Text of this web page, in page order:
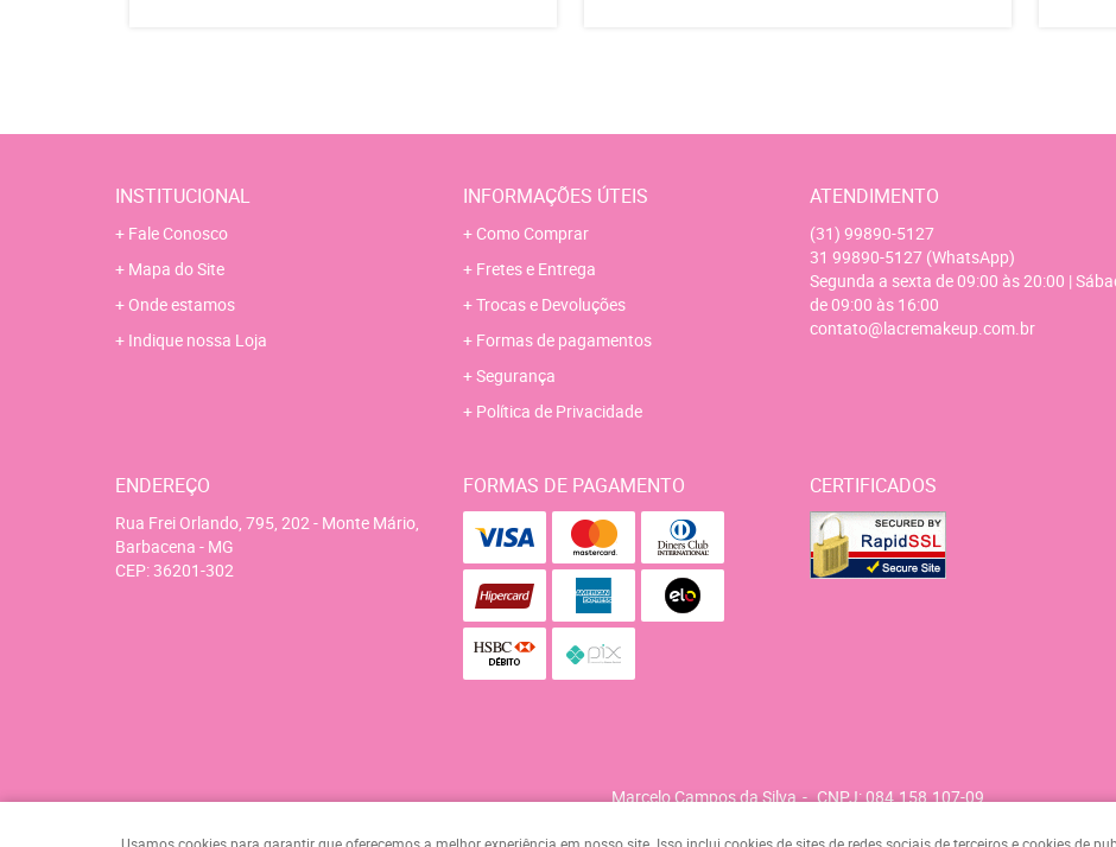
INSTITUCIONAL
Fale Conosco
Mapa do Site
Onde estamos
Indique nossa Loja
INFORMAÇÕES ÚTEIS
Como Comprar
Fretes e Entrega
Trocas e Devoluções
Formas de pagamentos
Segurança
Política de Privacidade
ATENDIMENTO
(31) 99890-5127
31 99890-5127 (WhatsApp)
Segunda a sexta de 09:00 às 20:00 |
de 09:00 às 16:00
contato@lacremakeup.com.br
ENDEREÇO
Rua Frei Orlando, 795, 202- Monte Mário,
Barbacena - MG
CEP: 36201-302
FORMAS DE PAGAMENTO CERTIFICADOS
Marcelo Campos da Silva CNPJ: 084.158.107-09